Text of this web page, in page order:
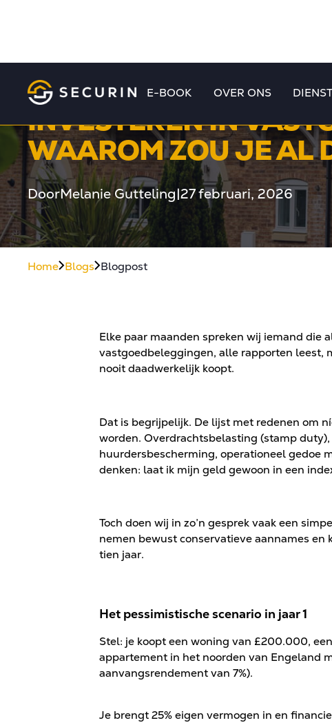
E-BOOK OVER ONS
INVESTEREN IN
WAAROM ZOU JE AL
DoorMelanie Gutteling|27 februari, 2026
Home Blogs Blogpost
Elke paar maanden spreken wij iemand die
vastgoedbeleggingen, alle rapporten leest,
nooit daadwerkelijk koopt.
Dat is begrijpelijk. De lijst met redenen om
worden. Overdrachtsbelasting (stamp
huurdersbescherming, operationeel gedoe
denken: laat ik mijn geld gewoon in een
Toch doen wij in zo’n gesprek vaak een
nemen bewust conservatieve aannames
tien jaar.
Het pessimistische scenario in jaar 1
Stel: je koopt een woning van £200.000,
appartement in het noorden van Engeland
aanvangsrendement van 7%).
Je brengt 25% eigen vermogen in en